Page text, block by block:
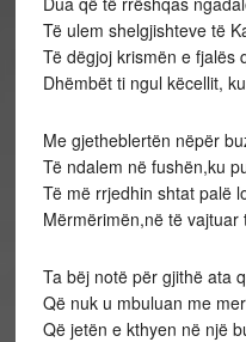
Të ulem shelgjishteve të
Të dëgjoj krismën e fjalës
Dhëmbët ti ngul këcellit,
Me gjetheblertën nëpër
Të ndalem në fushën,ku
Të më rrjedhin shtat palë
Mërmërimën,në të
Ta bëj notë për gjithë ata
Që nuk u mbuluan me
Që jetën e kthyen në një